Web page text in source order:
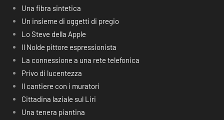
Una fibra sintetica
Un insieme di oggetti di pregio
Lo Steve della Apple
Il Nolde pittore espressionista
La connessione a una rete telefonica
Privo di lucentezza
Il cantiere con i muratori
Cittadina laziale sul Liri
Una tenera piantina